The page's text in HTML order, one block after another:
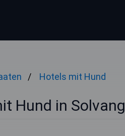
Hotels mit Hund
Hund in Solvang